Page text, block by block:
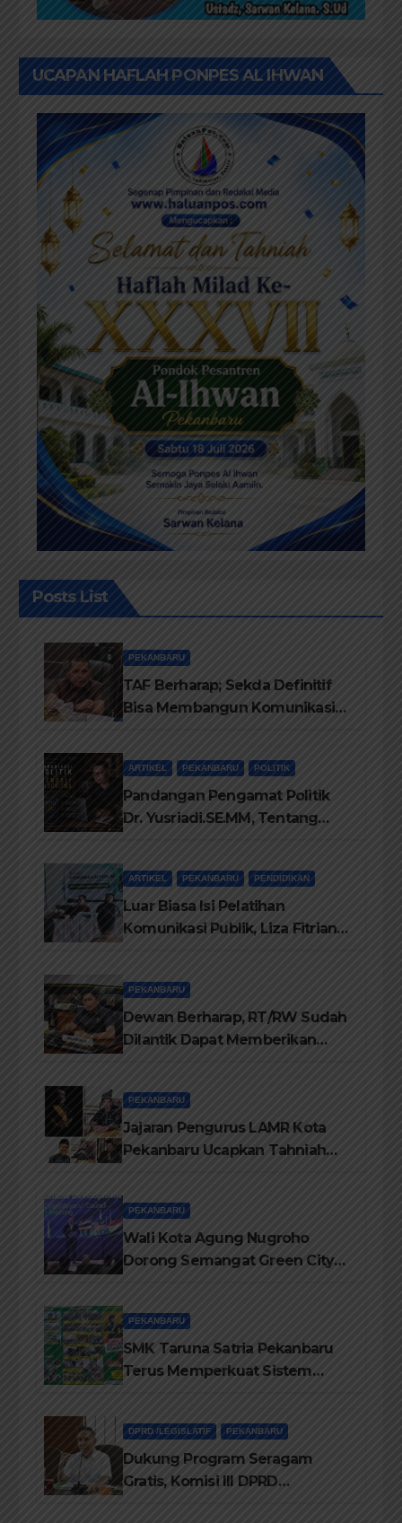
UCAPAN HAFLAH PONPES AL IHWAN
Posts List
PEKANBARU
TAF Berharap; Sekda Definitif
Bisa Membangun Komunikasi
ARTIKEL PEKANBARU POLITIK
Pandangan Pengamat Politik
Dr. Yusriadi.SE.MM, Tentang
ARTIKEL PEKANBARU PENDIDIKAN
Luar Biasa Isi Pelatihan
Komunikasi Publik, Liza Fitriani
PEKANBARU
Dewan Berharap, RT/RW Sudah
Dilantik Dapat Memberikan
PEKANBARU
Jajaran Pengurus LAMR Kota
Pekanbaru Ucapkan Tahniah
PEKANBARU
Wali Kota Agung Nugroho
Dorong Semangat Green City
PEKANBARU
SMK Taruna Satria Pekanbaru
Terus Memperkuat Sistem
DPRD /LEGISLATIF PEKANBARU
Dukung Program Seragam
Gratis, Komisi III DPRD